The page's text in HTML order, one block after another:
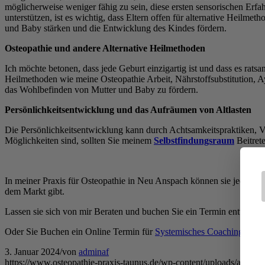
möglicherweise weniger fähig zu sein, diese ersten sensorischen
unterstützen, ist es wichtig, dass Eltern offen für alternative
und Baby stärken und die Entwicklung des Kindes fördern.
Osteopathie und andere Alternative Heilmethoden
Ich möchte betonen, dass jede Geburt einzigartig ist und dass es
Heilmethoden wie meine Osteopathie Arbeit, Nährstoffsubstitution,
das Wohlbefinden von Mutter und Baby zu fördern.
Persönlichkeitsentwicklung und das Aufräumen von Altlasten
Die Persönlichkeitsentwicklung kann durch Achtsamkeitspraktiken,
Möglichkeiten sind, sollten Sie meinem Selbstfindungsraum
In meiner Praxis für Osteopathie in Neu Anspach können sie
dem Markt gibt.
Lassen sie sich von mir Beraten und buchen Sie ein Termin
Oder Sie Buchen ein Online Termin für Systemisches Coaching
3. Januar 2024/von adminaf
https://www.osteopathie-praxis-taunus.de/wp-content/uploads/andrea-